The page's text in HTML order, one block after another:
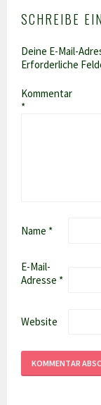
SCHREIBE
Deine E-Mail-
Erforderliche
Kommentar
*
Name *
E-Mail-
Adresse *
Website